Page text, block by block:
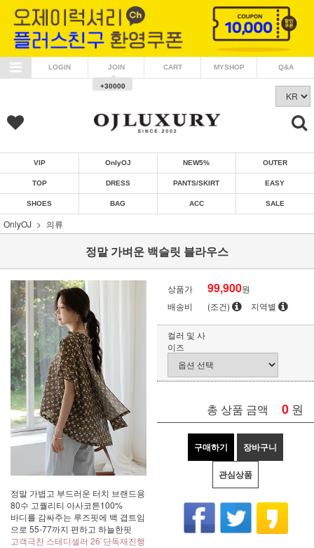
LOGIN JOIN
+30000
CART MYSHOP Q&A
VIP OnlyOJ NEW5% OUTER
TOP DRESS PANTS/SKIRT EASY
SHOES BAG ACC SALE
OnlyOJ 의류
정말 가벼운 백슬릿 블라우스
정말 가볍고 부드러운 터치 브랜드용
80수 고퀄리티 아사코튼100%
바디를 감싸주는 루즈핏에 백 겹트임
으로 55-77까지 편하고 하늘한핏
고객극찬 스테디셀러 26`단독재진행
상품가 99,900원
배송비
(조건) 지역별
컬러 및 사
이즈
총 상품 금액 0 원
구매하기 장바구니
관심상품